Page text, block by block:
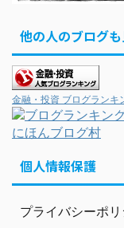
他の人のブログも
金融・投資 ブログランキ
にほんブログ村
個人情報保護
プライバシーポ